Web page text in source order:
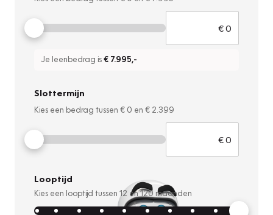
Je leenbedrag is€ 7.995,-
Slottermijn
Kies een bedrag tussen € 0 en € 2.399
Looptijd
Kies een looptijd tussen 12 en120 maanden